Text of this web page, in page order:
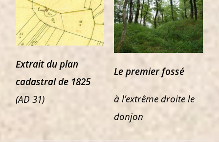
Extrait du plan
cadastral de 1825
(AD 31)
Le premier fossé
à l’extrême droite le
donjon